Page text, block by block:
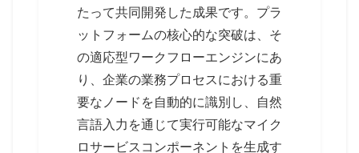
たって共同開発した成果です。プラ
ットフォームの核心的な突破は、そ
の適応型ワークフローエンジンにあ
り、企業の業務プロセスにおける重
要なノードを自動的に識別し、自然
言語入力を通じて実行可能なマイク
ロサービスコンポーネントを生成す